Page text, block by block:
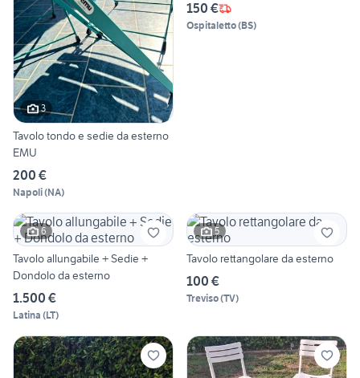
3
Tavolo tondo e sedie da esterno
EMU
200 €
Napoli(NA)
150 €
Ospitaletto(BS)
6
Tavolo allungabile + Sedie +
Dondolo da esterno
1.500 €
Latina (LT)
5
Tavolo rettangolare da esterno
100 €
Treviso(TV)